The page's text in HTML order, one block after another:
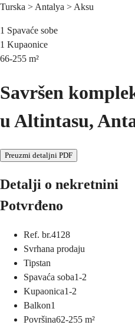
Turska > Antalya > Aksu
1 Spavaće sobe
1 Kupaonice
66-255 m²
Savršen
u Altintasu,
Preuzmi detaljni PDF
Detalji o nekretnini
Potvrđeno
Ref. br.4128
Svrhana prodaju
Tipstan
Spavaća soba1-2
Kupaonica1-2
Balkon1
Površina62-255 m²